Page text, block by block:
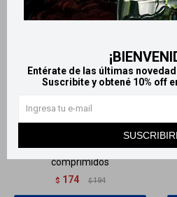
Entérate de las últimas
Suscribite y obtené 10% off
Silán - Compuesto x4
comprimidos
$ 174 $ 194